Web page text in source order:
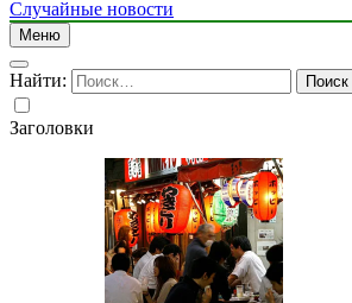
Случайные новости
Меню
Найти:
Заголовки